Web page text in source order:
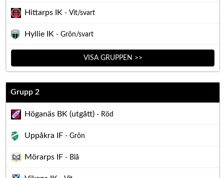
Hittarps IK - Vit/svart
Hyllie IK - Grön/svart
VISA GRUPPEN >>
Grupp 2
Höganäs BK (utgått) - Röd
Uppåkra IF - Grön
Mörarps IF - Blå